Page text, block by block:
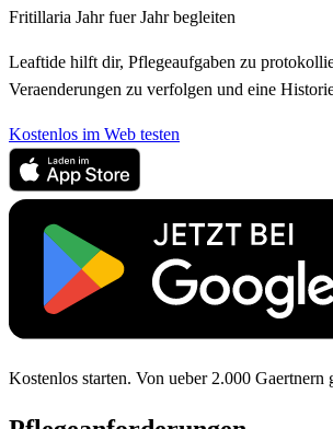
Fritillaria Jahr fuer Jahr begleiten
Leaftide hilft dir, Pflegeaufgaben zu
Veraenderungen zu verfolgen und eine
Kostenlos im Web testen
Kostenlos starten. Von ueber 2.000 Gaertnern